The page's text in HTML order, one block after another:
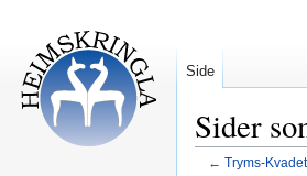
Sider
← Tryms-
Side